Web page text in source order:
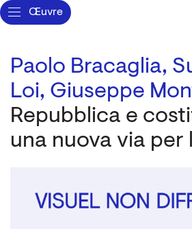
Œuvre
Paolo Bracaglia,
Loi, Giuseppe
Repubblica e
una nuova via per